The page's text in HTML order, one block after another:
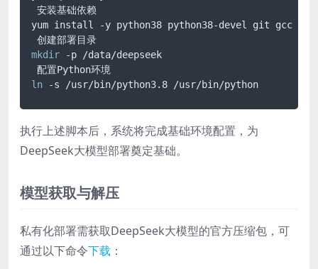
安装基础依赖
yum install -y python38 python38-devel git gcc gcc-
mkdir -p /data/deepseek
ln
执行上述脚本后，系统将完成基础环境配置，为
DeepSeek大模型部署奠定基础。
模型获取与解压
私有化部署需获取DeepSeek大模型的官方压缩包，可
通过以下命令下载 ：